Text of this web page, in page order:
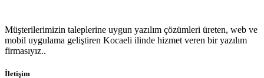
Müşterilerimizin taleplerine uygun yazılım çözümleri üreten, web ve
mobil uygulama geliştiren Kocaeli ilinde hizmet veren bir yazılım
firmasıyız..
İletişim